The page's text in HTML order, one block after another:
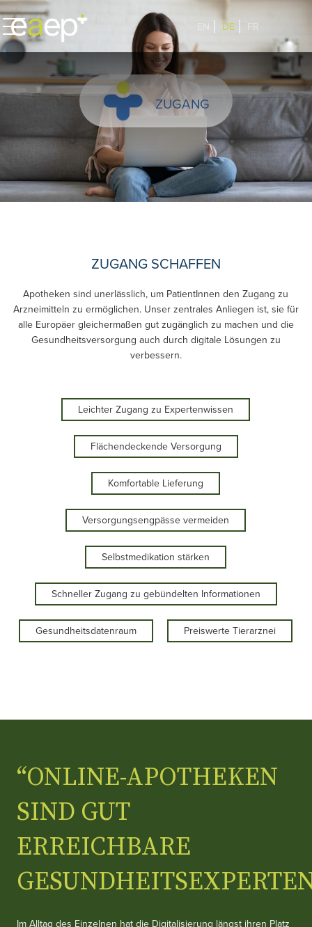
EN DE FR
ZUGANG
ZUGANG SCHAFFEN
Apotheken sind unerlässlich, um PatientInnen den Zugang zu
Arzneimitteln zu ermöglichen. Unser zentrales Anliegen ist, sie für
alle Europäer gleichermaßen gut zugänglich zu machen und die
Gesundheitsversorgung auch durch digitale Lösungen zu
verbessern.
Leichter Zugang zu Expertenwissen
Flächendeckende Versorgung
Komfortable Lieferung
Versorgungsengpässe vermeiden
Selbstmedikation stärken
Schneller Zugang zu gebündelten Informationen
Gesundheitsdatenraum Preiswerte Tierarznei
“ONLINE-APOTHEKEN
SIND GUT
ERREICHBARE
Im Alltag des Einzelnen hat die Digitalisierung längst ihren Platz